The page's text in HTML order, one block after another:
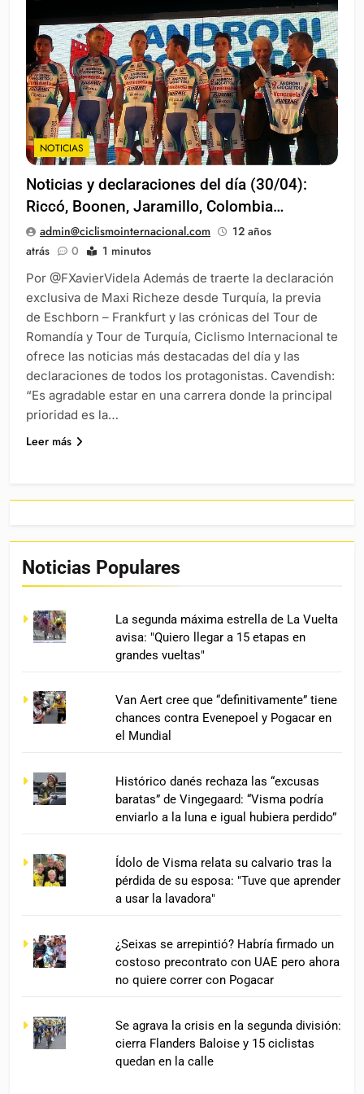
NOTICIAS
Noticias y declaraciones del día (30/04):
Riccó, Boonen, Jaramillo, Colombia…
admin@ciclismointernacional.com
12 años
atrás
0 1 minutos
Por @FXavierVidela Además de traerte la declaración
exclusiva de Maxi Richeze desde Turquía, la previa
de Eschborn – Frankfurt y las crónicas del Tour de
Romandía y Tour de Turquía, Ciclismo Internacional te
ofrece las noticias más destacadas del día y las
declaraciones de todos los protagonistas. Cavendish:
“Es agradable estar en una carrera donde la principal
prioridad es la…
Leer más
Noticias Populares
La segunda máxima estrella de La Vuelta
avisa: "Quiero llegar a 15 etapas en
grandes vueltas"
Van Aert cree que “definitivamente” tiene
chances contra Evenepoel y Pogacar en
el Mundial
Histórico danés rechaza las “excusas
baratas” de Vingegaard: “Visma podría
enviarlo a la luna e igual hubiera perdido”
Ídolo de Visma relata su calvario tras la
pérdida de su esposa: "Tuve que aprender
a usar la lavadora"
¿Seixas se arrepintió? Habría firmado un
costoso precontrato con UAE pero ahora
no quiere correr con Pogacar
Se agrava la crisis en la segunda división:
cierra Flanders Baloise y 15 ciclistas
quedan en la calle